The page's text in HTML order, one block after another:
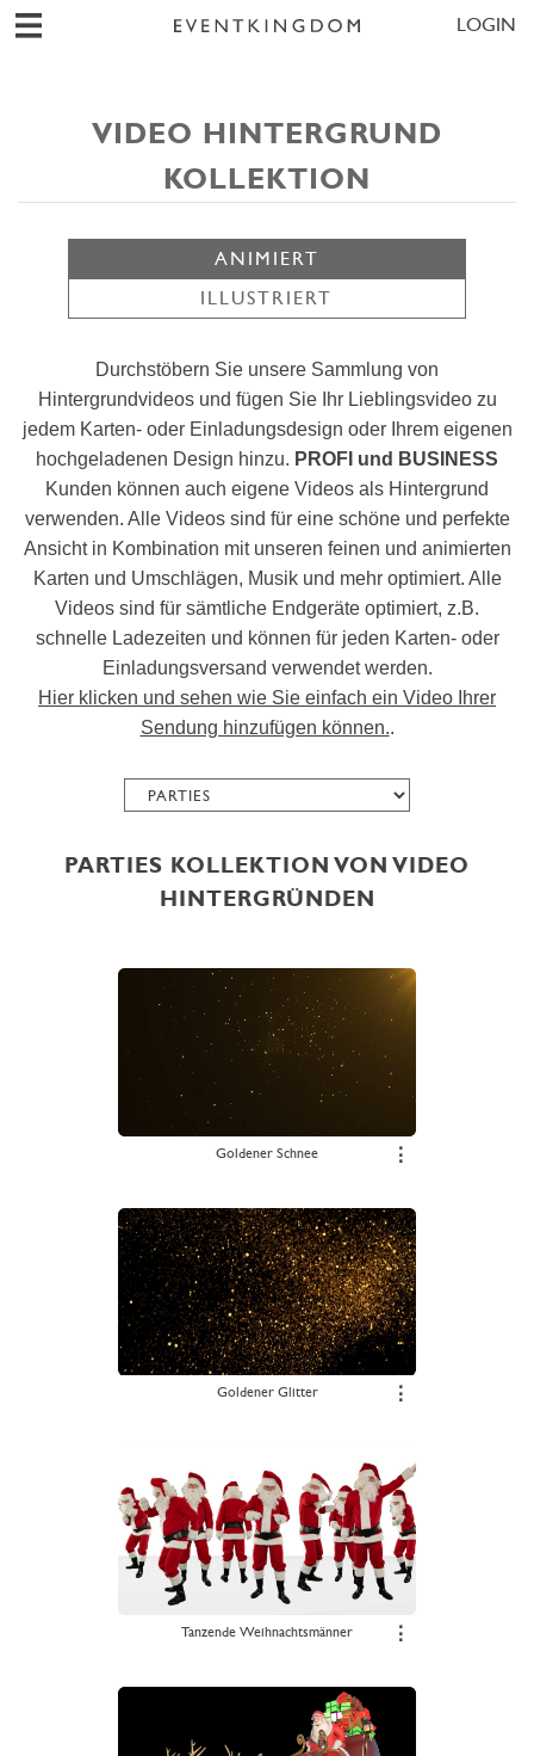
LOGIN
VIDEO HINTERGRUND
KOLLEKTION
ANIMIERT
ILLUSTRIERT
Durchstöbern Sie unsere Sammlung von
Hintergrundvideos und fügen Sie Ihr Lieblingsvideo zu
jedem Karten- oder Einladungsdesign oder Ihrem eigenen
hochgeladenen Design hinzu. PROFI und BUSINESS
Kunden können auch eigene Videos als Hintergrund
verwenden. Alle Videos sind für eine schöne und perfekte
Ansicht in Kombination mit unseren feinen und animierten
Karten und Umschlägen, Musik und mehr optimiert. Alle
Videos sind für sämtliche Endgeräte optimiert, z.B.
schnelle Ladezeiten und können für jeden Karten- oder
Einladungsversand verwendet werden.
Hier klicken und sehen wie Sie einfach ein Video Ihrer
Sendung hinzufügen können..
PARTIES KOLLEKTION VON VIDEO
HINTERGRÜNDEN
Goldener Schnee ⋮
Goldener Glitter ⋮
Tanzende Weihnachtsmänner ⋮